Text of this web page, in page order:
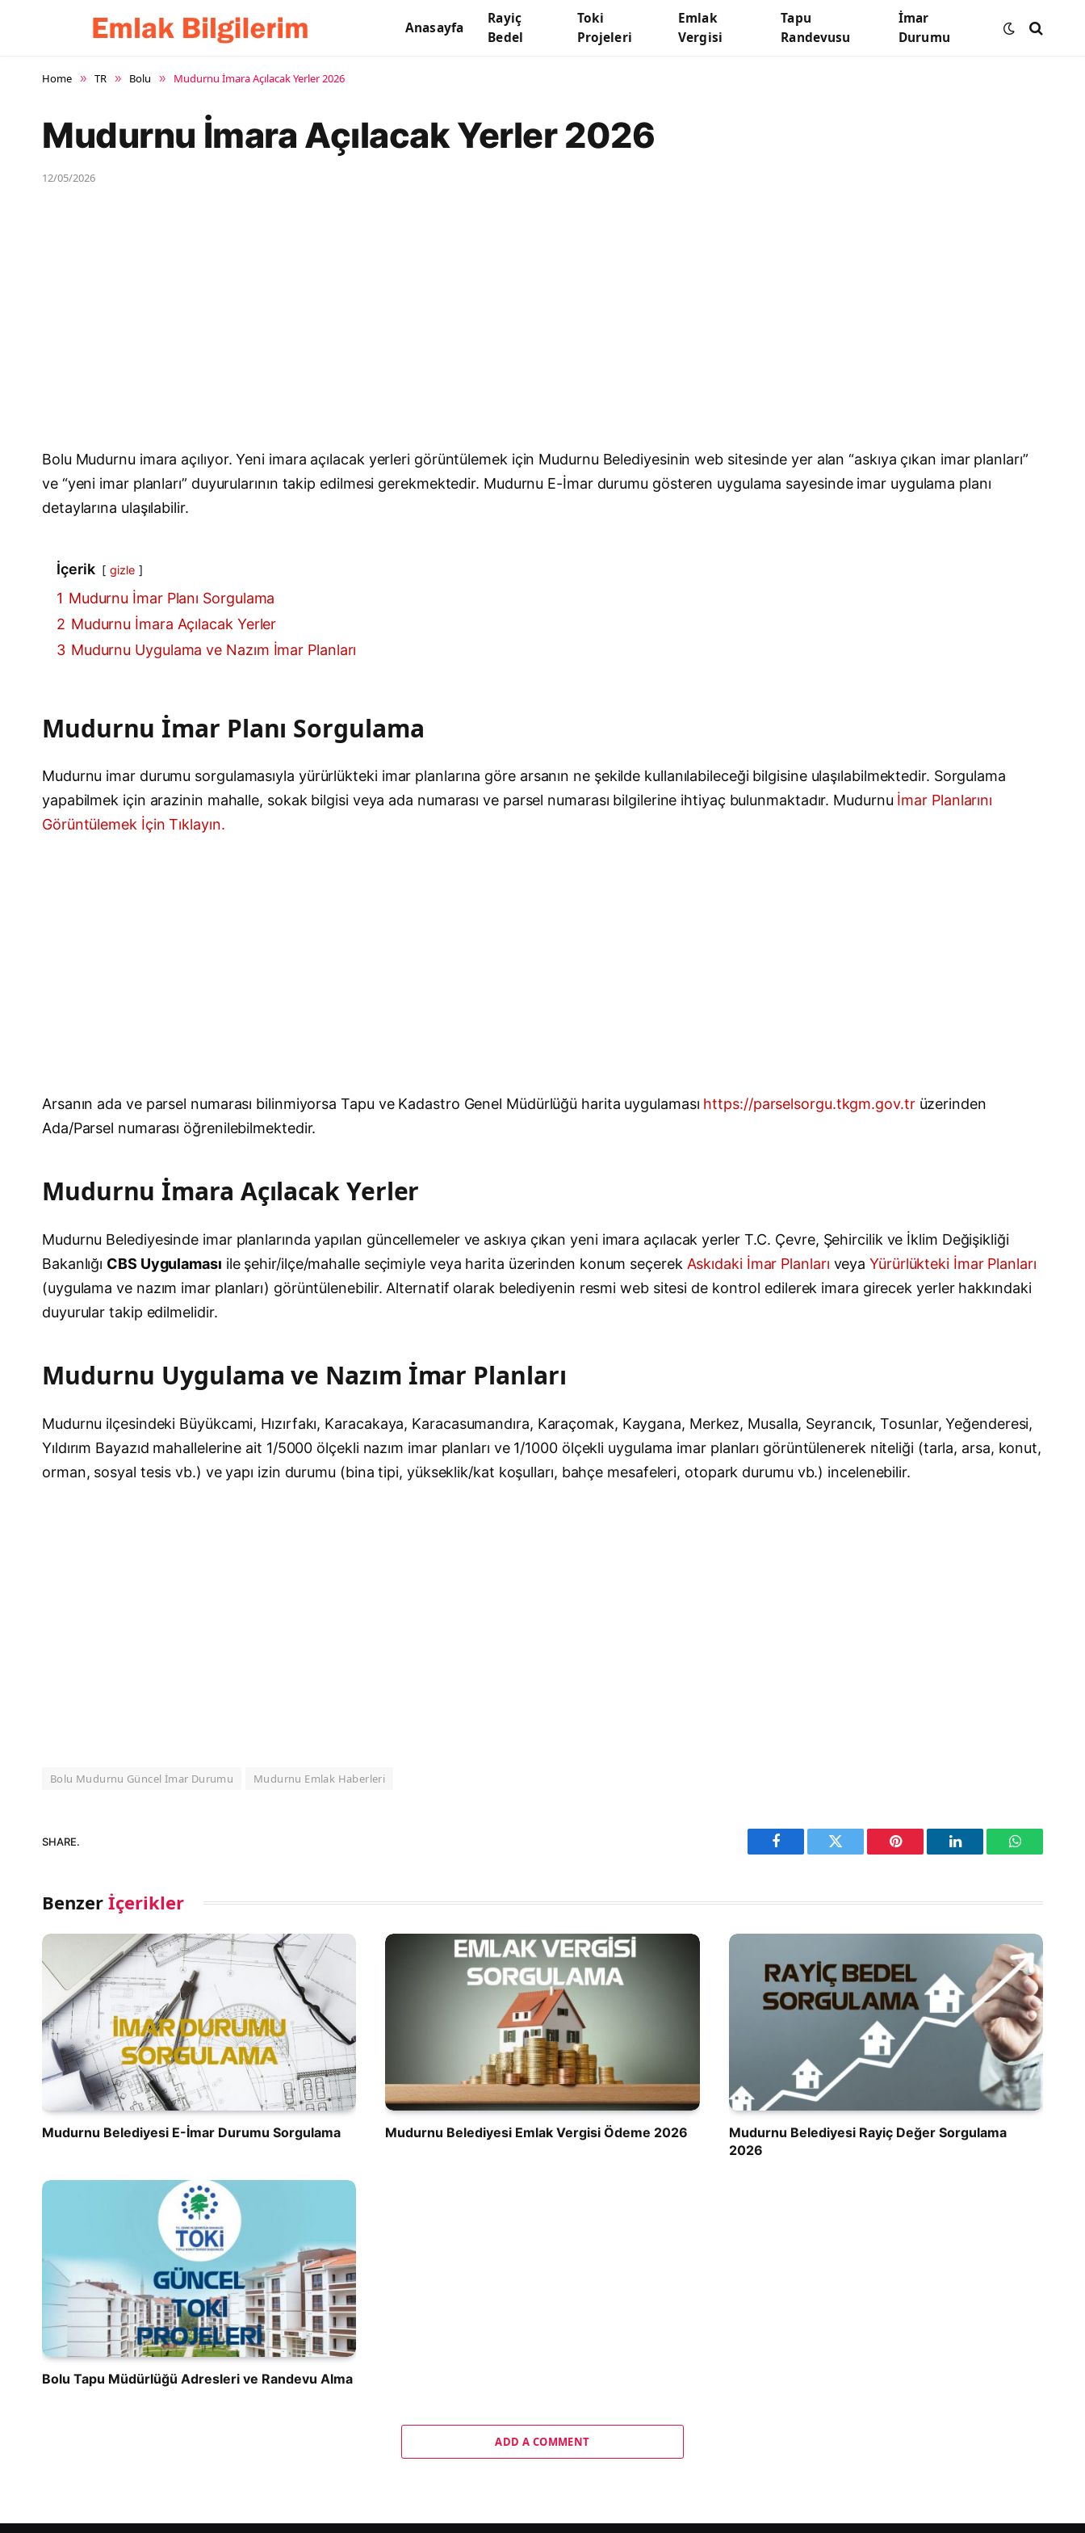
Anasayfa
Rayiç
Bedel
Toki
Projeleri
Emlak
Vergisi
Tapu
Randevusu
İmar
Durumu
Home » TR » Bolu » Mudurnu İmara Açılacak Yerler 2026
Mudurnu İmara Açılacak Yerler 2026
12/05/2026
Bolu Mudurnu imara açılıyor. Yeni imara açılacak yerleri görüntülemek için Mudurnu Belediyesinin web sitesinde yer alan “askıya çıkan imar planları”
ve “yeni imar planları” duyurularının takip edilmesi gerekmektedir. Mudurnu E-İmar durumu gösteren uygulama sayesinde imar uygulama planı
detaylarına ulaşılabilir.
İçerik gizle
1 Mudurnu İmar Planı Sorgulama
2 Mudurnu İmara Açılacak Yerler
3 Mudurnu Uygulama ve Nazım İmar Planları
Mudurnu İmar Planı Sorgulama
Mudurnu imar durumu sorgulamasıyla yürürlükteki imar planlarına göre arsanın ne şekilde kullanılabileceği bilgisine ulaşılabilmektedir. Sorgulama
yapabilmek için arazinin mahalle, sokak bilgisi veya ada numarası ve parsel numarası bilgilerine ihtiyaç bulunmaktadır. Mudurnu İmar Planlarını
Görüntülemek İçin Tıklayın.
Arsanın ada ve parsel numarası bilinmiyorsa Tapu ve Kadastro Genel Müdürlüğü harita uygulaması https://parselsorgu.tkgm.gov.trüzerinden
Ada/Parsel numarası öğrenilebilmektedir.
Mudurnu İmara Açılacak Yerler
Mudurnu Belediyesinde imar planlarında yapılan güncellemeler ve askıya çıkan yeni imara açılacak yerler T.C. Çevre, Şehircilik ve İklim Değişikliği
Bakanlığı CBS Uygulaması ile şehir/ilçe/mahalle seçimiyle veya harita üzerinden konum seçerek Askıdaki İmar Planları veyaYürürlükteki İmar Planları
(uygulama ve nazım imar planları) görüntülenebilir. Alternatif olarak belediyenin resmi web sitesi de kontrol edilerek imara girecek yerler hakkındaki
duyurular takip edilmelidir.
Mudurnu Uygulama ve Nazım İmar Planları
Mudurnu ilçesindeki Büyükcami, Hızırfakı, Karacakaya, Karacasumandıra, Karaçomak, Kaygana, Merkez, Musalla, Seyrancık, Tosunlar, Yeğenderesi,
Yıldırım Bayazıd mahallelerine ait 1/5000 ölçekli nazım imar planları ve 1/1000 ölçekli uygulama imar planları görüntülenerek niteliği (tarla, arsa, konut,
orman, sosyal tesis vb.) ve yapı izin durumu (bina tipi, yükseklik/kat koşulları, bahçe mesafeleri, otopark durumu vb.) incelenebilir.
Bolu Mudurnu Güncel İmar Durumu Mudurnu Emlak Haberleri
SHARE.
Facebook Twitter Pinterest LinkedIn WhatsApp
Benzer İçerikler
Mudurnu Belediyesi E-İmar Durumu Sorgulama Mudurnu Belediyesi Emlak Vergisi Ödeme 2026
Mudurnu Belediyesi Rayiç Değer Sorgulama
2026
Bolu Tapu Müdürlüğü Adresleri ve Randevu Alma
ADD A COMMENT